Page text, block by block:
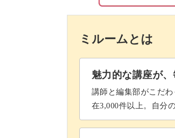
グラデーションライン
ノンワイプトップジ
ミルームとは
魅力的な講座が
講師と編集部がこだ
在3,000件以上。自分